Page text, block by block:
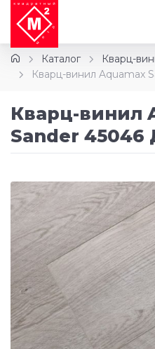
Каталог
Кварц-
Кварц-винил Aquamax
Кварц-винил
Sander 45046